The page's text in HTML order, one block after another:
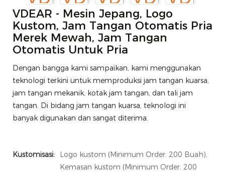
VDEAR - Mesin Jepang, Logo
Kustom, Jam Tangan Otomatis Pria
Merek Mewah, Jam Tangan
Otomatis Untuk Pria
Dengan bangga kami sampaikan, kami menggunakan
teknologi terkini untuk memproduksi jam tangan kuarsa,
jam tangan mekanik, kotak jam tangan, dan tali jam
tangan. Di bidang jam tangan kuarsa, teknologi ini
banyak digunakan dan sangat diterima.
Kustomisasi:
Logo kustom (Minimum Order: 200 Buah),
Kemasan kustom (Minimum Order: 200